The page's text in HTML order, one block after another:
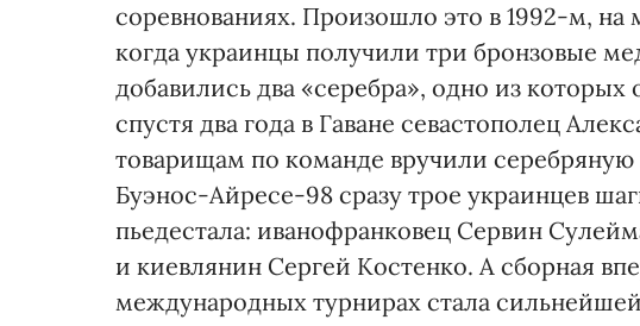
соревнованиях. Произошло это в 1992-м,
когда украинцы получили три бронзовые
добавились два «серебра», одно из
спустя два года в Гаване севастополец
товарищам по команде вручили серебряную
Буэнос-Айресе-98 сразу трое украинцев
пьедестала: иванофранковец Сервин
и киевлянин Сергей Костенко. А сборная
международных турнирах стала